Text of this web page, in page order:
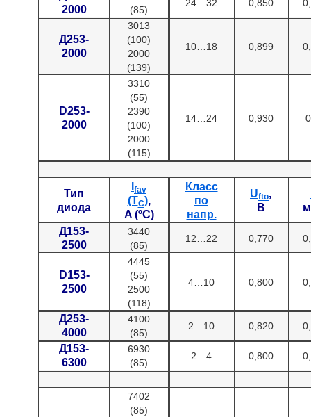
2000
(85)
24…32 0,850
Д253-
2000
3013
(100)
2000
(139)
10…18 0,899
D253-
2000
3310
(55)
2390
(100)
2000
(115)
14…24 0,930
Тип
диода
fav
(TC),
A (ºC)
Класс
по
напр.
Ufto,
В
Д153-
2500
3440
(85)
12…22 0,770
D153-
2500
4445
(55)
2500
(118)
4…10 0,800
Д253-
4000
4100
(85)
2…10 0,820
Д153-
6300
6930
(85)
2…4 0,800
7402
(85)